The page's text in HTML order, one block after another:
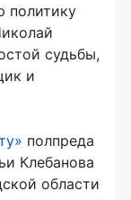
политику
судьбы,
и
полпреда
Клебанова
области